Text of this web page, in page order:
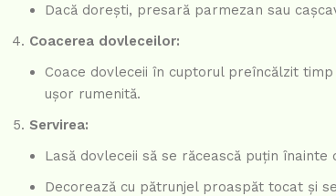
Dacă dorești, presară parmezan sau
Coacerea dovleceilor:
Coace dovleceii în cuptorul preîncălzit
ușor rumenită.
Servirea:
Lasă dovleceii să se răcească puțin înainte
Decorează cu pătrunjel proaspăt tocat și